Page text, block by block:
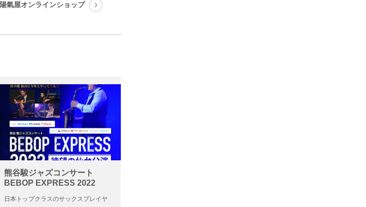
陽氣屋オンラインショップ
熊谷駿ジャズコンサート
BEBOP EXPRESS 2022
日本トップクラスのサックスプレイヤ